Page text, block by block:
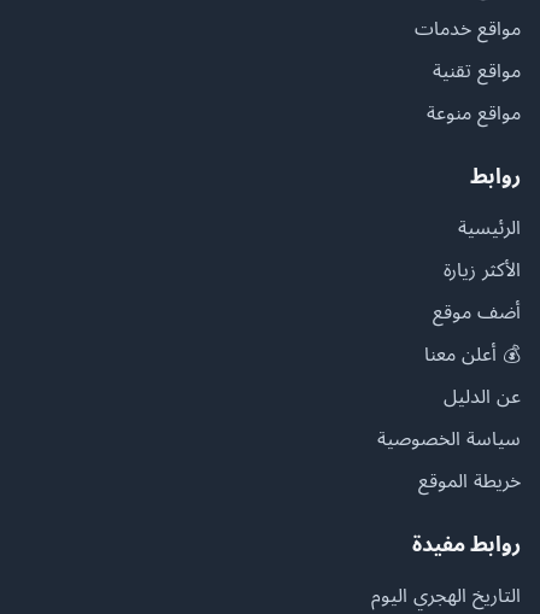
مواقع خدمات
مواقع تقنية
مواقع منوعة
روابط
الرئيسية
الأكثر زيارة
أضف موقع
💰 أعلن معنا
عن الدليل
سياسة الخصوصية
خريطة الموقع
روابط مفيدة
التاريخ الهجري اليوم